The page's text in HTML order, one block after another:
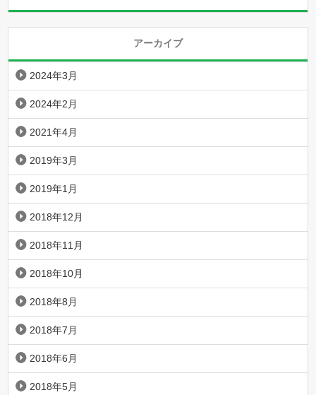
アーカイブ
2024年3月
2024年2月
2021年4月
2019年3月
2019年1月
2018年12月
2018年11月
2018年10月
2018年8月
2018年7月
2018年6月
2018年5月